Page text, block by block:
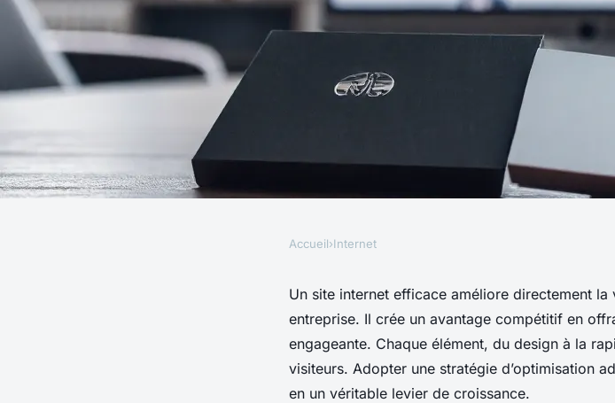
Optimisez votre présence en
un site internet efficace
Accueil›Internet
Un site internet efficace améliore directement
entreprise. Il crée un avantage compétitif en
engageante. Chaque élément, du design à la
visiteurs. Adopter une stratégie d’optimisation
en un véritable levier de croissance.